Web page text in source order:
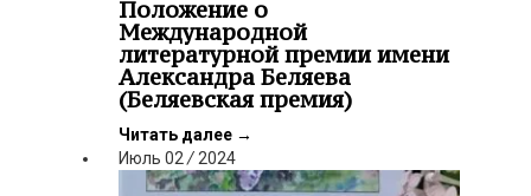
Положение о
Международной
литературной премии имени
Александра Беляева
(Беляевская премия)
Читать далее →
Июль 02 / 2024